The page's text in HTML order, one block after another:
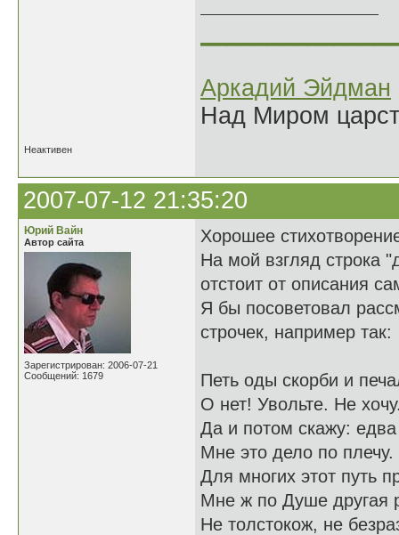
Аркадий Эйдман
Над Миром
Неактивен
2007-07-12 21:35:20
Юрий Вайн
Автор сайта
Зарегистрирован: 2006-07-21
Сообщений: 1679
Хорошее
На мой взгляд строка
отстоит от описания
Я бы посоветовал
строчек, например так:
Петь оды скорби и
О нет! Увольте. Не
Да и потом скажу:
Мне это дело по плечу.
Для многих этот путь
Мне ж по Душе другая
Не толстокож, не